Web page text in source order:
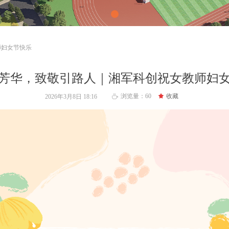
华，致敬引路人｜湘军科创祝女教师妇
女节快乐
2026年3月8日 18:16 ꄘ 浏览量： 60 끄 收藏